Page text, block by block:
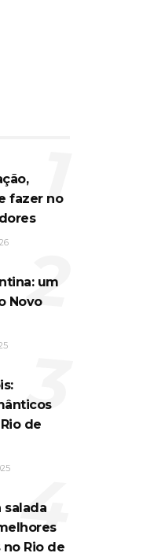
fazer no
1
um
Novo2
de
3
salada
Rio de
4